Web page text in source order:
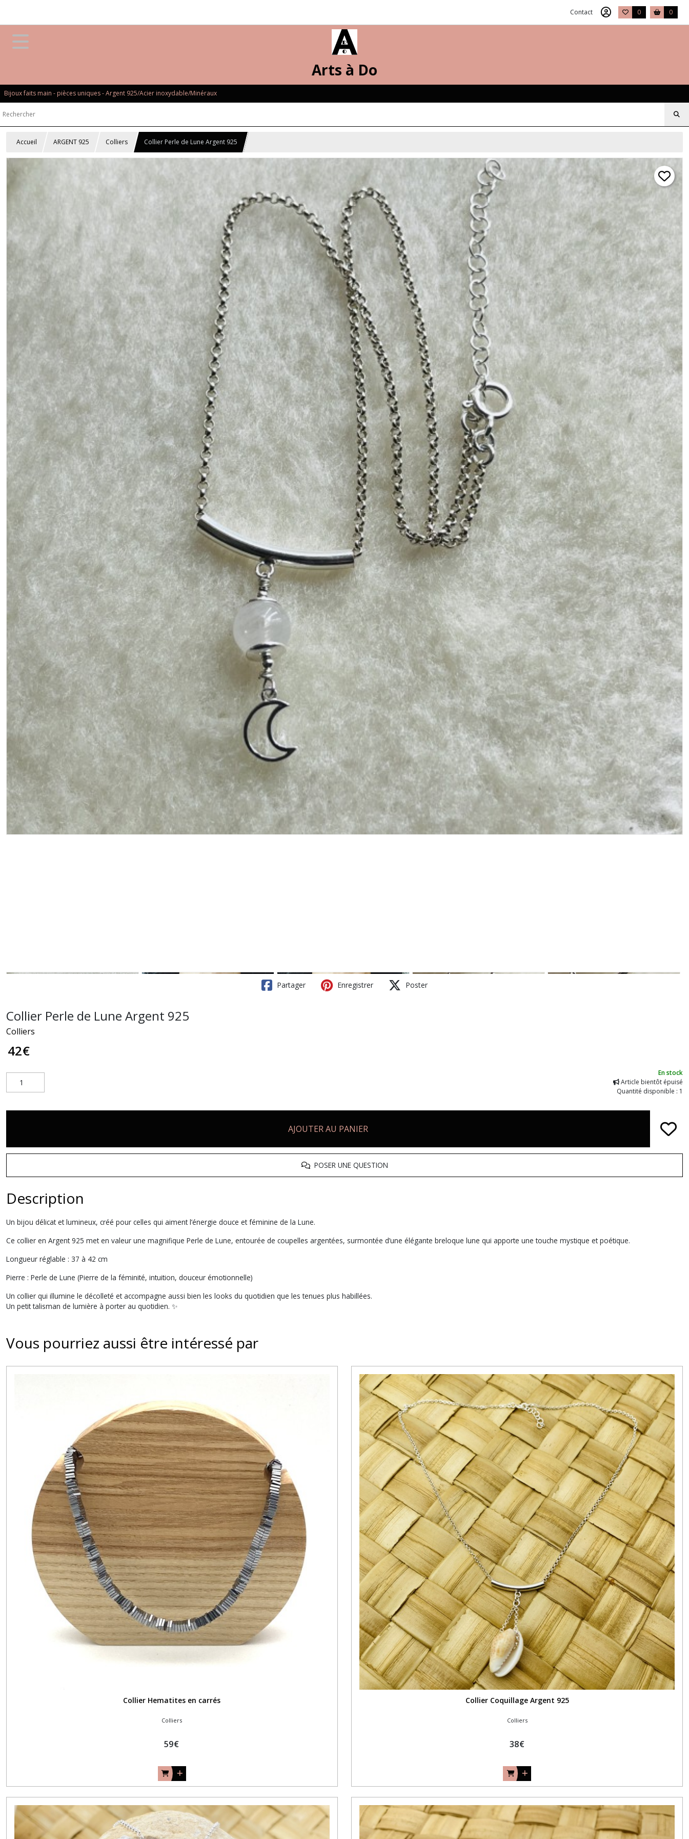
Contact 0 0
Arts à Do
Bijoux faits main - pièces uniques - Argent 925/Acier inoxydable/Minéraux
Accueil ARGENT 925 Colliers Collier Perle de Lune Argent 925
Partager Enregistrer Poster
Collier Perle de Lune Argent 925
Colliers
42€
En stock
Article bientôt épuisé
Quantité disponible : 1
AJOUTER AU PANIER
POSER UNE QUESTION
Description
Un bijou délicat et lumineux, créé pour celles qui aiment l’énergie douce et féminine de la Lune.
Ce collier en Argent 925 met en valeur une magnifique Perle de Lune, entourée de coupelles argentées, surmontée d’une élégante breloque lune qui apporte une touche mystique et poétique.
Longueur réglable : 37 à 42 cm
Pierre : Perle de Lune (Pierre de la féminité, intuition, douceur émotionnelle)
Un collier qui illumine le décolleté et accompagne aussi bien les looks du quotidien que les tenues plus habillées.
Un petit talisman de lumière à porter au quotidien. ✨
Vous pourriez aussi être intéressé par
Collier Hematites en carrés
Colliers
59€
Collier Coquillage Argent 925
Colliers
38€